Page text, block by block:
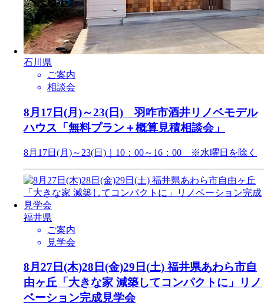
石川県
ご案内
相談会
8月17日(月)～23(日) 羽咋市酒井リノベモデル
ハウス「無料プラン＋概算見積相談会」
8月17日(月)～23(日)｜10：00～16：00 ※水曜日を除く
福井県
ご案内
見学会
8月27日(木)28日(金)29日(土) 福井県あわら市自
由ヶ丘「大きな家 減築してコンパクトに」リノ
ベーション完成見学会